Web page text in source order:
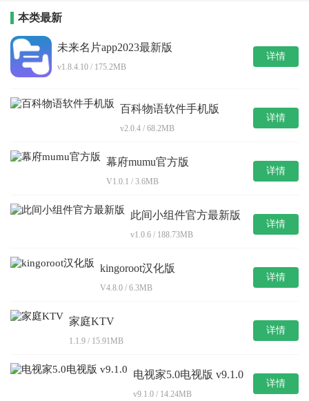
本类最新
未来名片app2023最新版
v1.8.4.10 / 175.2MB
详情
百科物语软件手机版
v2.0.4 / 68.2MB
详情
幕府mumu官方版
V1.0.1 / 3.6MB
详情
此间小组件官方最新版
v1.0.6 / 188.73MB
详情
kingoroot汉化版
V4.8.0 / 6.3MB
详情
家庭KTV
1.1.9 / 15.91MB
详情
电视家5.0电视版 v9.1.0
v9.1.0 / 14.24MB
详情